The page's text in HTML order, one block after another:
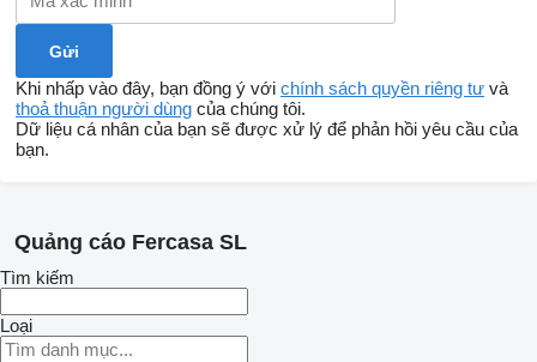
Khi nhấp vào đây, bạn đồng ý với chính sách quyền riêng tư và
thoả thuận người dùng của chúng tôi.
Dữ liệu cá nhân của bạn sẽ được xử lý để phản hồi yêu cầu của
bạn.
Quảng cáo Fercasa SL
Tìm kiếm
Loại